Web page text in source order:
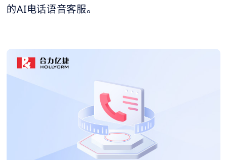
的AI电话语音客服。